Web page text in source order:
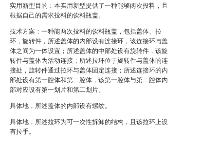
实用新型目的：本实用新型提供了一种能够两次投料，且
根据自己的需求投料的饮料瓶盖。
技术方案：一种能两次投料的饮料瓶盖，包括盖体、拉
环，旋转件，所述盖体的内部设有连接环，该连接环与盖
体之间为一体设置；所述盖体的中部处设有旋转件，该旋
转件与盖体为活动连接；所述拉环位于旋转件与盖体的连
接处，旋转件通过拉环与盖体固定连接；所述连接环的内
部处设有第一腔体和第二腔体，该第一腔体与第二腔体内
部对应设有第一划片和第二划片。
具体地，所述盖体的内部设有螺纹。
具体地，所述拉环为可一次性拆卸的结构，且该拉环上设
有拉手。